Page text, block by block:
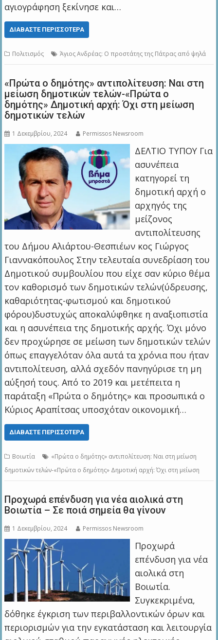
αγιογράφηση ξεκίνησε και…
ΔΙΑΒΆΣΤΕ ΠΕΡΙΣΣΌΤΕΡΑ
Πολιτισμός Άγιος Ανδρέας: Ο προστάτης της Πάτρας από ψηλά
«Πρώτα ο δημότης» αντιπολίτευση: Ναι στη
μείωση δημοτικών τελών-«Πρώτα ο
δημότης» Δημοτική αρχή: Όχι στη μείωση
δημοτικών τελών
1 Δεκεμβρίου, 2024 Permissos Newsroom
ΔΕΛΤΙΟ ΤΥΠΟΥ Για
ασυνέπεια
κατηγορεί τη
δημοτική αρχή ο
αρχηγός της
μείζονος
αντιπολίτευσης
του Δήμου Αλιάρτου-Θεσπιέων κος Γιώργος
Γιαννακόπουλος Στην τελευταία συνεδρίαση του
Δημοτικού συμβουλίου που είχε σαν κύριο θέμα
τον καθορισμό των δημοτικών τελών(ύδρευσης,
καθαριότητας-φωτισμού και δημοτικού
φόρου)δυστυχώς αποκαλύφθηκε η αναξιοπιστία
και η ασυνέπεια της δημοτικής αρχής. Όχι μόνο
δεν προχώρησε σε μείωση των δημοτικών τελών
όπως επαγγελόταν όλα αυτά τα χρόνια που ήταν
αντιπολίτευση, αλλά σχεδόν πανηγύρισε τη μη
αύξησή τους. Από το 2019 και μετέπειτα η
παράταξη «Πρώτα ο δημότης» και προσωπικά ο
Κύριος Αραπίτσας υποσχόταν οικονομική…
ΔΙΑΒΆΣΤΕ ΠΕΡΙΣΣΌΤΕΡΑ
Βοιωτία
«Πρώτα ο δημότης» αντιπολίτευση: Ναι στη μείωση
δημοτικών τελών-«Πρώτα ο δημότης» Δημοτική αρχή: Όχι στη μείωση
Προχωρά επένδυση για νέα αιολικά στη
Βοιωτία – Σε ποιά σημεία θα γίνουν
1 Δεκεμβρίου, 2024 Permissos Newsroom
Προχωρά
επένδυση για νέα
αιολικά στη
Βοιωτία.
Συγκεκριμένα,
δόθηκε έγκριση των περιβαλλοντικών όρων και
περιορισμών για την εγκατάσταση και λειτουργία